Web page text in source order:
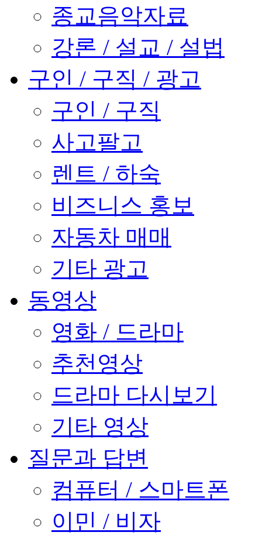
종교음악자료
강론 / 설교 / 설법
구인 / 구직 / 광고
구인 / 구직
사고팔고
렌트 / 하숙
비즈니스 홍보
자동차 매매
기타 광고
동영상
영화 / 드라마
추천영상
드라마 다시보기
기타 영상
질문과 답변
컴퓨터 / 스마트폰
이민 / 비자